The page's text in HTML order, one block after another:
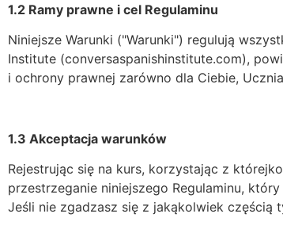
1.2 Ramy prawne i cel Regulaminu
Niniejsze Warunki ("Warunki") regulują
Institute (conversaspanishinstitute.com),
i ochrony prawnej zarówno dla Ciebie,
1.3 Akceptacja warunków
Rejestrując się na kurs, korzystając z
przestrzeganie niniejszego Regulaminu,
Jeśli nie zgadzasz się z jakąkolwiek częścią